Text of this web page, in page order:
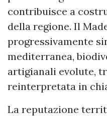
contribuisce a
della regione. Il
progressivamente
mediterranea,
artigianali evolute,
reinterpretata in
La reputazione